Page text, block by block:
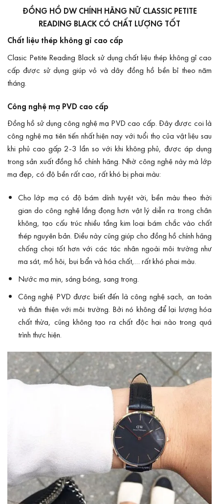
ĐỒNG HỒ DW CHÍNH HÃNG NỮ CLASSIC PETITE
READING BLACK CÓ CHẤT LƯỢNG TỐT
Chất liệu thép không gỉ cao cấp
Clasic Petite Reading Black sử dụng chất liệu thép không gỉ cao
cấp được sử dụng giúp vỏ và dây đồng hồ bền bỉ theo năm
tháng.
Công nghệ mạ PVD cao cấp
Đồng hồ sử dụng công nghệ mạ PVD cao cấp. Đây được coi là
công nghệ mạ tiên tiến nhất hiện nay với tuổi thọ của vật liệu sau
khi phủ cao gấp 2-3 lần so với khi không phủ, được áp dụng
trong sản xuất đồng hồ chính hãng. Nhờ công nghệ này mà lớp
mạ đẹp, có độ bền rất cao, rất khó bị phai màu:
Cho lớp mạ có độ bám dính tuyệt vời, bền màu theo thời
gian do công nghệ lắng đọng hơn vật lý diễn ra trong chân
không, tạo cấu trúc nhiều tầng kim loại bám chắc vào chất
thép nguyên bản. Điều này cũng giúp cho đồng hồ chính hãng
chống chọi tốt hơn với các tác nhân ngoài môi trường như
ma sát, mồ hôi, bụi bẩn và hóa chất,… rất khó phai màu.
Nước mạ mịn, sáng bóng, sang trọng.
Công nghệ PVD được biết đến là công nghệ sạch, an toàn
và thân thiện với môi trường. Bởi nó không để lại lượng hóa
chất thừa, cũng không tạo ra chất độc hại nào trong quá
trình thực hiện.